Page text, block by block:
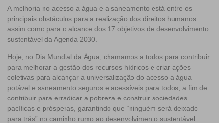
A melhoria no acesso a água e a saneamento está entre os
principais obstáculos para a realização dos direitos humanos,
assim como para o alcance dos 17 objetivos de desenvolvimento
sustentável da Agenda 2030.
Hoje, no Dia Mundial da Água, chamamos a todos para contribuir
para melhorar a gestão dos recursos hídricos e criar ações
coletivas para alcançar a universalização do acesso a água
potável e saneamento seguros e acessíveis para todos, a fim de
contribuir para erradicar a pobreza e construir sociedades
pacíficas e prósperas, garantindo que “ninguém será deixado
para trás” no caminho rumo ao desenvolvimento sustentável.